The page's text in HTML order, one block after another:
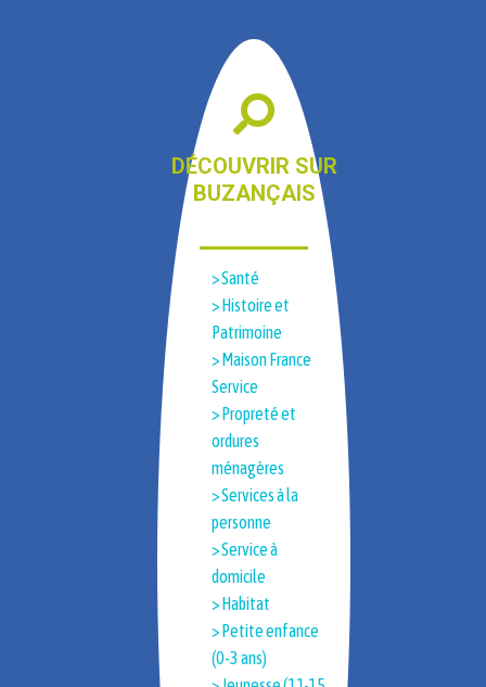
DÉCOUVRIR SUR
BUZANÇAIS
> Santé
> Histoire et
Patrimoine​
> Maison France
Service
> Propreté et
ordures
ménagères
> Services à la
personne
> Service à
domicile
> Habitat
> Petite enfance
(0-3 ans)